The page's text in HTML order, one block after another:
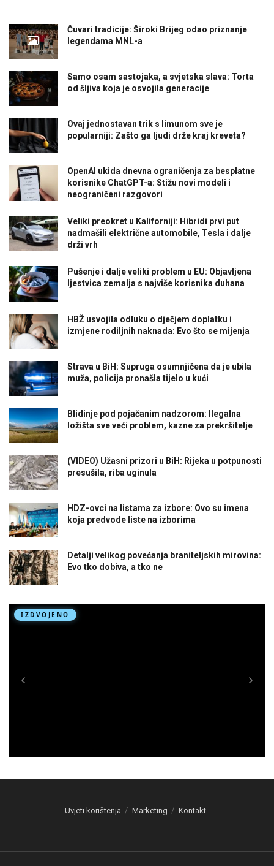
Čuvari tradicije: Široki Brijeg odao priznanje
legendama MNL-a
Samo osam sastojaka, a svjetska slava: Torta
od šljiva koja je osvojila generacije
Ovaj jednostavan trik s limunom sve je
popularniji: Zašto ga ljudi drže kraj kreveta?
OpenAI ukida dnevna ograničenja za besplatne
korisnike ChatGPT-a: Stižu novi modeli i
neograničeni razgovori
Veliki preokret u Kaliforniji: Hibridi prvi put
nadmašili električne automobile, Tesla i dalje
drži vrh
Pušenje i dalje veliki problem u EU: Objavljena
ljestvica zemalja s najviše korisnika duhana
HBŽ usvojila odluku o dječjem doplatku i
izmjene rodiljnih naknada: Evo što se mijenja
Strava u BiH: Supruga osumnjičena da je ubila
muža, policija pronašla tijelo u kući
Blidinje pod pojačanim nadzorom: Ilegalna
ložišta sve veći problem, kazne za prekršitelje
(VIDEO) Užasni prizori u BiH: Rijeka u potpunosti
presušila, riba uginula
HDZ-ovci na listama za izbore: Ovo su imena
koja predvode liste na izborima
Detalji velikog povećanja braniteljskih mirovina:
Evo tko dobiva, a tko ne
Uvjeti korištenja Marketing Kontakt